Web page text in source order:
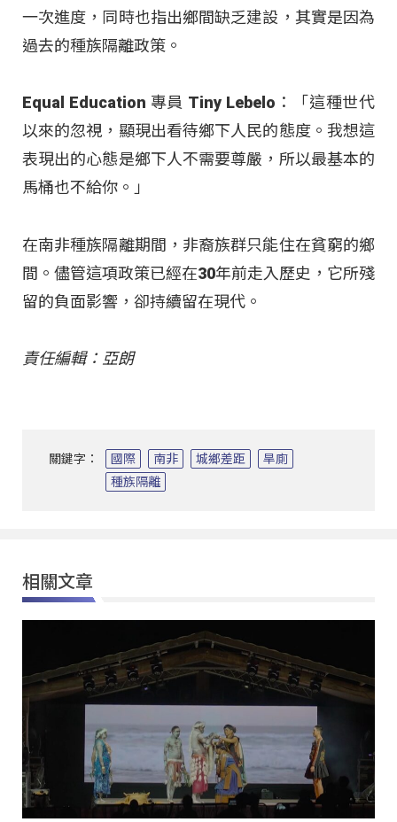
一次進度，同時也指出鄉間缺乏建設，其實是因為
過去的種族隔離政策。
Equal Education 專員 Tiny Lebelo：「這種世代
以來的忽視，顯現出看待鄉下人民的態度。我想這
表現出的心態是鄉下人不需要尊嚴，所以最基本的
馬桶也不給你。」
在南非種族隔離期間，非裔族群只能住在貧窮的鄉
間。儘管這項政策已經在30年前走入歷史，它所殘
留的負面影響，卻持續留在現代。
責任編輯：亞朗
關鍵字： 國際 南非 城鄉差距
旱廁
種族隔離
相關文章